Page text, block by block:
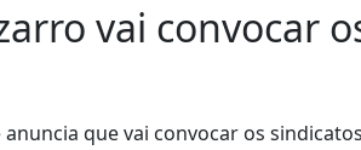
vai convocar
que vai convocar os